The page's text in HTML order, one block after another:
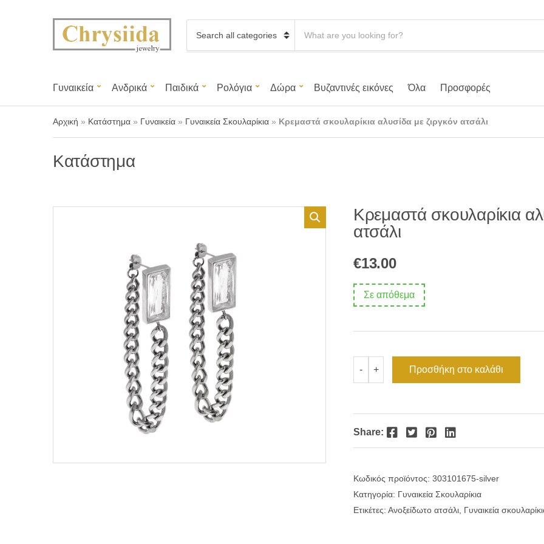
a
g
o
r
y
n
a
p
d
Γυναικεία Ανδρικά Παιδικά Ρολόγια Δώρα Βυζαντινές εικόνες Όλα Προσφορές
Αρχική » Κατάστημα » Γυναικεία » Γυναικεία Σκουλαρίκια » Κρεμαστά σκουλαρίκια αλυσίδα με ζιργκόν ατσάλι
Κατάστημα
Κρεμαστά σκουλαρίκια
ατσάλι
€13.00
Σε απόθεμα
-
σκουλαρίκια
αλυσίδα
ατσάλι
ποσότητα
+ Προσθήκη στο καλάθι
Share: Facebook Twitter Pinterest LinkedIn
Κωδικός προϊόντος: 303101675-silver
Κατηγορία: Γυναικεία Σκουλαρίκια
Ετικέτες: Ανοξείδωτο ατσάλι, Γυναικεία